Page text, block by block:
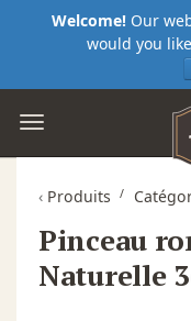
Welcome! Our
would you
‹ Produits
Pinceau
Naturelle